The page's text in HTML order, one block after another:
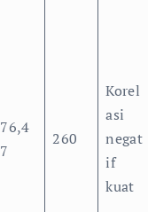
76,4
7
260
Korel
asi
negat
if
kuat